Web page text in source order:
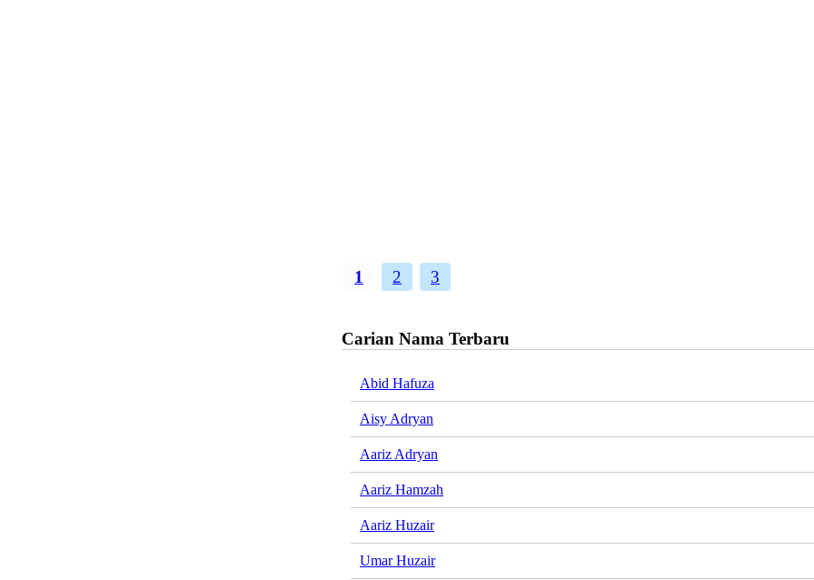
1 2 3
Carian Nama Terbaru
Abid Hafuza
Aisy Adryan
Aariz Adryan
Aariz Hamzah
Aariz Huzair
Umar Huzair